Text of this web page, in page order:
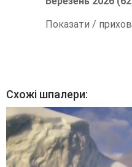
Показати /
Схожі шпалери: